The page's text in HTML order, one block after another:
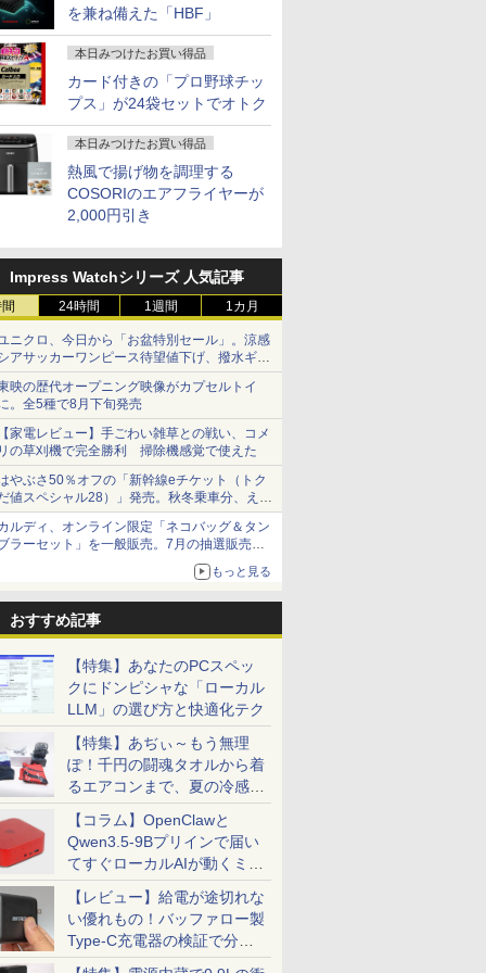
を兼ね備えた「HBF」
本日みつけたお買い得品
カード付きの「プロ野球チッ
プス」が24袋セットでオトク
本日みつけたお買い得品
熱風で揚げ物を調理する
COSORIのエアフライヤーが
2,000円引き
Impress Watchシリーズ 人気記事
24時間 1週間 1カ月
ニクロ、今日から「お盆特別セール」。涼感
アサッカーワンピース待望値下げ、撥水ギア
ョーツは1990円に
映の歴代オープニング映像がカプセルトイ
。全5種で8月下旬発売
家電レビュー】手ごわい雑草との戦い、コメ
の草刈機で完全勝利 掃除機感覚で使えた
やぶさ50％オフの「新幹線eチケット（トク
値スペシャル28）」発売。秋冬乗車分、えき
っと限定
ルディ、オンライン限定「ネコバッグ＆タン
ラーセット」を一般販売。7月の抽選販売の
もっと見る
おすすめ記事
【特集】あなたのPCスペッ
クにドンピシャな「ローカル
LLM」の選び方と快適化テク
【特集】あぢぃ～もう無理
ぽ！千円の闘魂タオルから着
るエアコンまで、夏の冷感グ
ッズ一挙紹介
【コラム】OpenClawと
Qwen3.5-9Bプリインで届い
てすぐローカルAIが動くミニ
PC「SER9 Pro」
【レビュー】給電が途切れな
い優れもの！バッファロー製
Type-C充電器の検証で分か
ったこと